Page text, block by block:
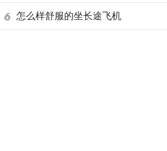
怎么样舒服的坐长途飞机